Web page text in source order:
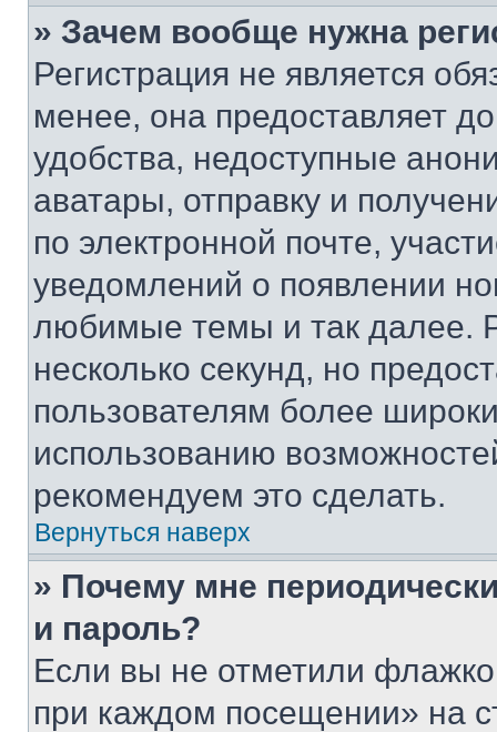
» Зачем вообще нужна
Регистрация не является
менее, она предоставляет
удобства, недоступные
аватары, отправку и
по электронной почте,
уведомлений о появлении
любимые темы и так далее.
несколько секунд, но
пользователям более
использованию
рекомендуем это сделать.
Вернуться наверх
» Почему мне
и пароль?
Если вы не отметили
при каждом посещении» на